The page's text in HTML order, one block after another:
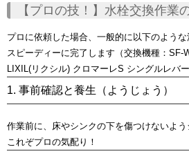
【プロの技！】水栓交換作業
プロに依頼した場合、一般的に以下のような
スピーディーに完了します（交換機種：SF-
LIXIL(リクシル) クロマーレS シングルレバ
1. 事前確認と養生（ようじょう）
作業前に、床やシンクの下を傷つけないよ
これぞプロの気配り！